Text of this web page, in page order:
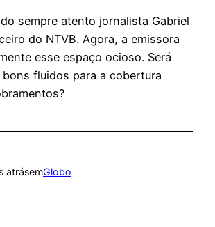
sempre atento jornalista Gabriel
do NTVB. Agora, a emissora
esse espaço ocioso. Será
fluidos para a cobertura
atrásemGlobo